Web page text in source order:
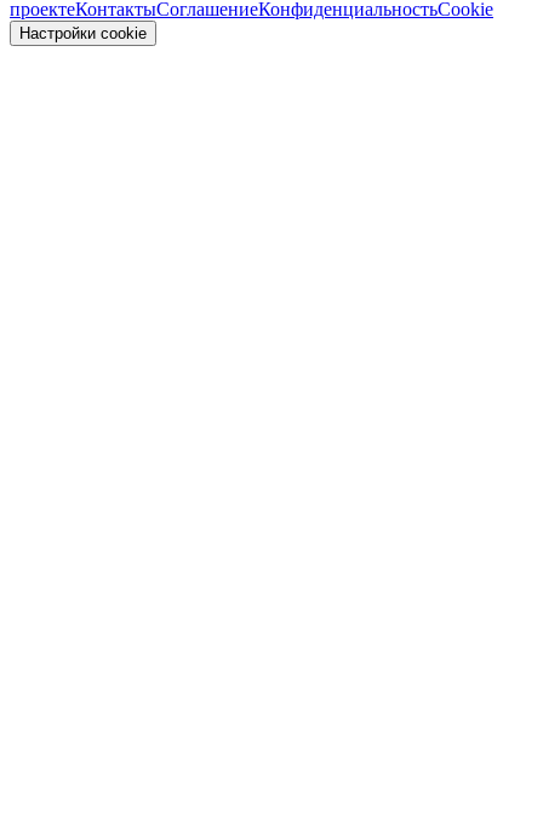
проектеКонтактыСоглашениеКонфиденциальностьCookie
Настройки cookie